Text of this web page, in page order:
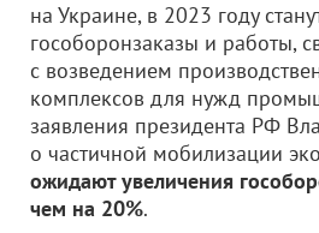
на Украине, в 2023 году
гособоронзаказы и работы,
с возведением
комплексов для нужд
заявления президента РФ
о частичной мобилизации
ожидают увеличения
чем на 20%.